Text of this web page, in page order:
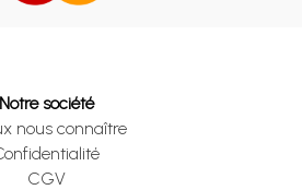
Notre société
nous connaître
CGV